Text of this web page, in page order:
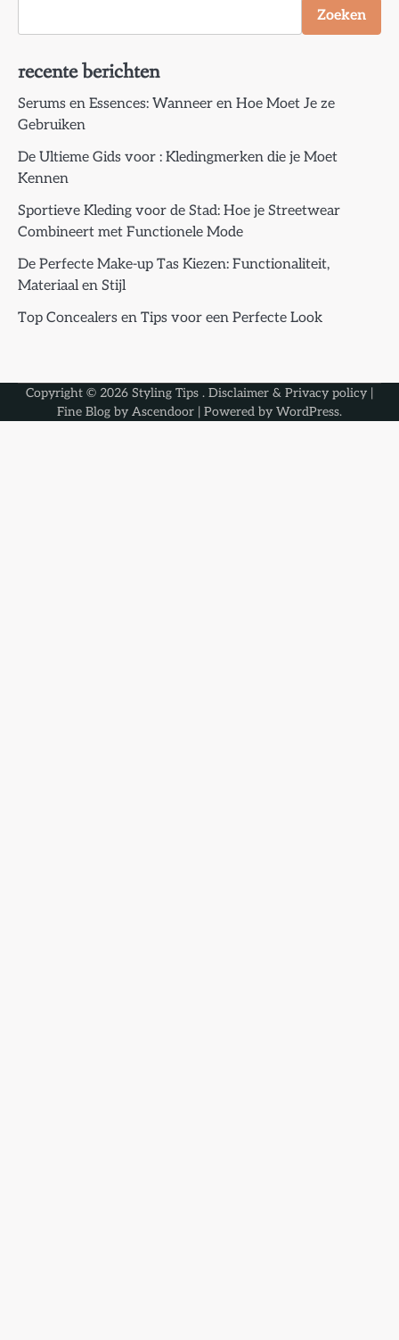
Zoeken
recente berichten
Serums en Essences: Wanneer en Hoe Moet Je ze
Gebruiken
De Ultieme Gids voor : Kledingmerken die je Moet
Kennen
Sportieve Kleding voor de Stad: Hoe je Streetwear
Combineert met Functionele Mode
De Perfecte Make-up Tas Kiezen: Functionaliteit,
Materiaal en Stijl
Top Concealers en Tips voor een Perfecte Look
Copyright © 2026 Styling Tips . Disclaimer & Privacy policy |
Fine Blog by Ascendoor | Powered by WordPress.